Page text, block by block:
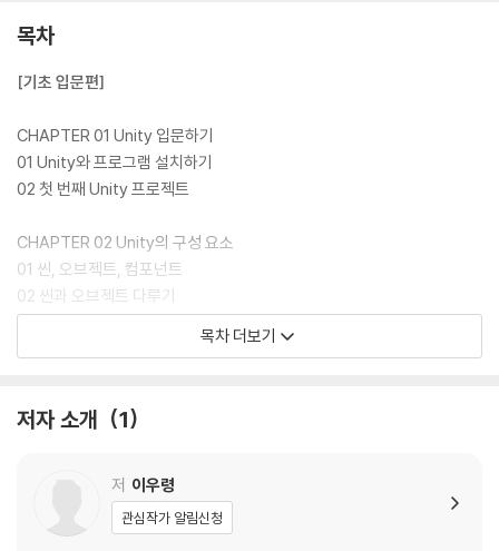
목차
[기초 입문편]
CHAPTER 01 Unity 입문하기
01 Unity와 프로그램 설치하기
02 첫 번째 Unity 프로젝트
CHAPTER 02 Unity의 구성 요소
01 씬, 오브젝트, 컴포넌트
02 씬과 오브젝트 다루기
03 컴포넌트 적용하기
02 입력 처리
CHAPTER 04 실습 프로젝트 01: 균형 잡기 게임
01 프로젝트와 요소 준비하기
목차 더보기
저자 소개 1
저 이우령
관심작가 알림신청